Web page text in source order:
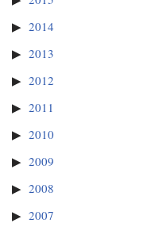
2014
2013
2012
2011
2010
2009
2008
2007